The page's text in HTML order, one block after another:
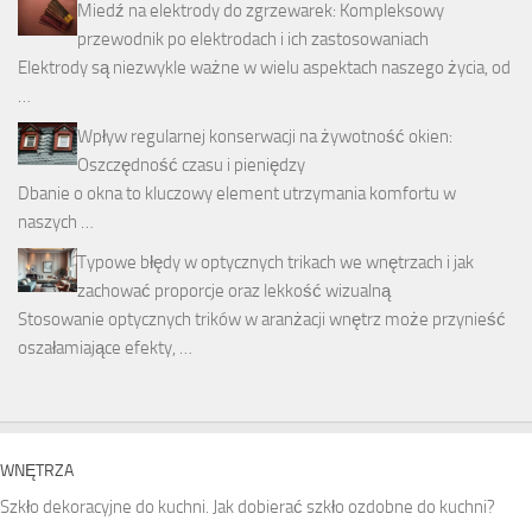
Miedź na elektrody do zgrzewarek: Kompleksowy
przewodnik po elektrodach i ich zastosowaniach
Elektrody są niezwykle ważne w wielu aspektach naszego życia, od
…
Wpływ regularnej konserwacji na żywotność okien:
Oszczędność czasu i pieniędzy
Dbanie o okna to kluczowy element utrzymania komfortu w
naszych …
Typowe błędy w optycznych trikach we wnętrzach i jak
zachować proporcje oraz lekkość wizualną
Stosowanie optycznych trików w aranżacji wnętrz może przynieść
oszałamiające efekty, …
WNĘTRZA
Szkło dekoracyjne do kuchni. Jak dobierać szkło ozdobne do kuchni?